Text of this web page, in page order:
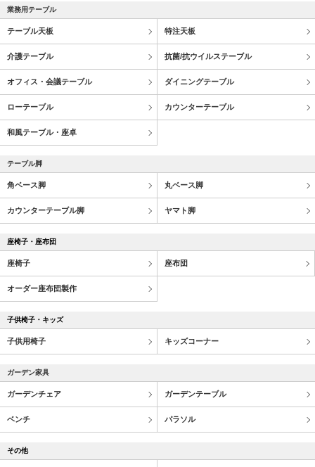
業務用テーブル
テーブル天板 特注天板
介護テーブル 抗菌/抗ウイルステーブル
オフィス・会議テーブル ダイニングテーブル
ローテーブル カウンターテーブル
和風テーブル・座卓
テーブル脚
角ベース脚 丸ベース脚
カウンターテーブル脚 ヤマト脚
座椅子・座布団
座椅子 座布団
オーダー座布団製作
子供椅子・キッズ
子供用椅子 キッズコーナー
ガーデン家具
ガーデンチェア ガーデンテーブル
ベンチ パラソル
その他